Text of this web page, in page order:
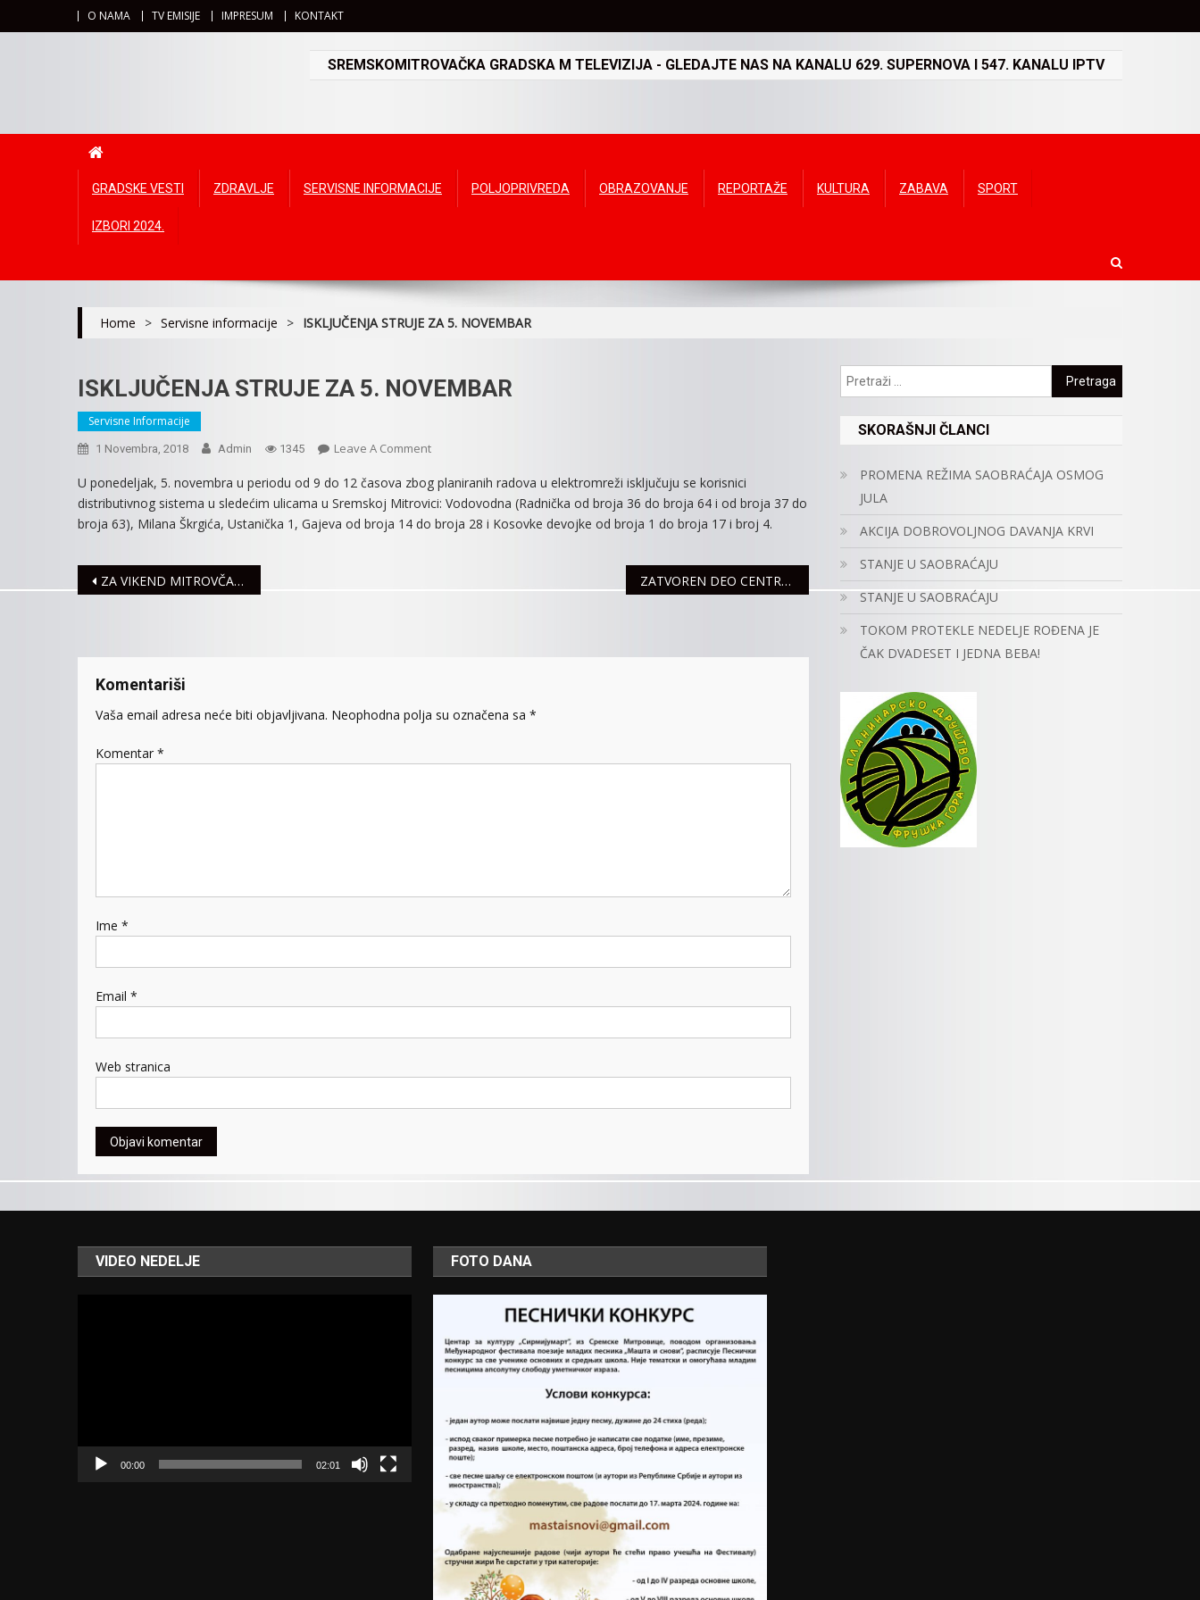
O NAMA TV EMISIJE IMPRESUM KONTAKT
SREMSKOMITROVAČKA GRADSKA M TELEVIZIJA - GLEDAJTE NAS NA KANALU 629. SUPERNOVA I 547. KANALU IPTV
GRADSKE VESTI ZDRAVLJE SERVISNE INFORMACIJE POLJOPRIVREDA OBRAZOVANJE REPORTAŽE KULTURA ZABAVA SPORT
IZBORI 2024.
Home > Servisne informacije > ISKLJUČENJA STRUJE ZA 5. NOVEMBAR
ISKLJUČENJA STRUJE ZA 5. NOVEMBAR
Servisne Informacije
1 Novembra, 2018 Admin 1345 Leave A CommentOn
STRUJE
ZA
5.
U ponedeljak, 5. novembra u periodu od 9 do 12 časova zbog planiranih radova u elektromreži isključuju se korisnici
distributivnog sistema u sledećim ulicama u Sremskoj Mitrovici: Vodovodna (Radnička od broja 36 do broja 64 i od broja 37 do
broja 63), Milana Škrgića, Ustanička 1, Gajeva od broja 14 do broja 28 i Kosovke devojke od broja 1 do broja 17 i broj 4.
Navigacija
ZA VIKEND MITROVČANI I LAĆARCI BEZ GASA ZATVOREN DEO CENTRA GRADA ZBOG ULIČNIH TRKA
Komentariši
Vaša email adresa neće biti objavljivana. Neophodna polja su označena sa *
Komentar *
Ime *
Email *
Web stranica
Pretraga:
SKORAŠNJI ČLANCI
PROMENA REŽIMA SAOBRAĆAJA OSMOG
JULA
AKCIJA DOBROVOLJNOG DAVANJA KRVI
STANJE U SAOBRAĆAJU
STANJE U SAOBRAĆAJU
TOKOM PROTEKLE NEDELJE ROĐENA JE
ČAK DVADESET I JEDNA BEBA!
VIDEO NEDELJE
00:00 02:01
FOTO DANA